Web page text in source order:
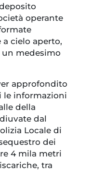
operante
cielo aperto,
medesimo
approfondito
le informazioni
della
dal
Locale di
dei
4 mila metri
tra